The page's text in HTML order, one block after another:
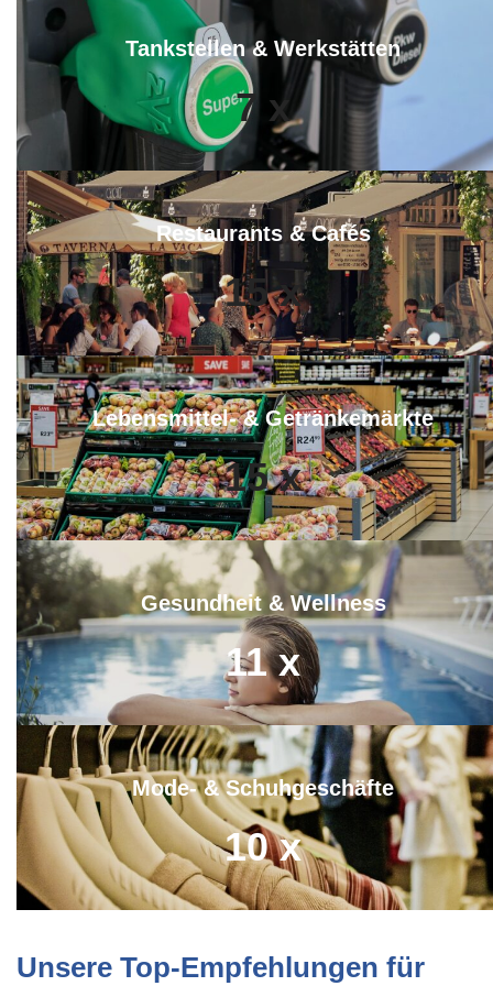
Tankstellen & Werkstätten
7 x
Restaurants & Cafés
15 x
Lebensmittel- & Getränkemärkte
15 x
Gesundheit & Wellness
11 x
Mode- & Schuhgeschäfte
10 x
Unsere Top-Empfehlungen für